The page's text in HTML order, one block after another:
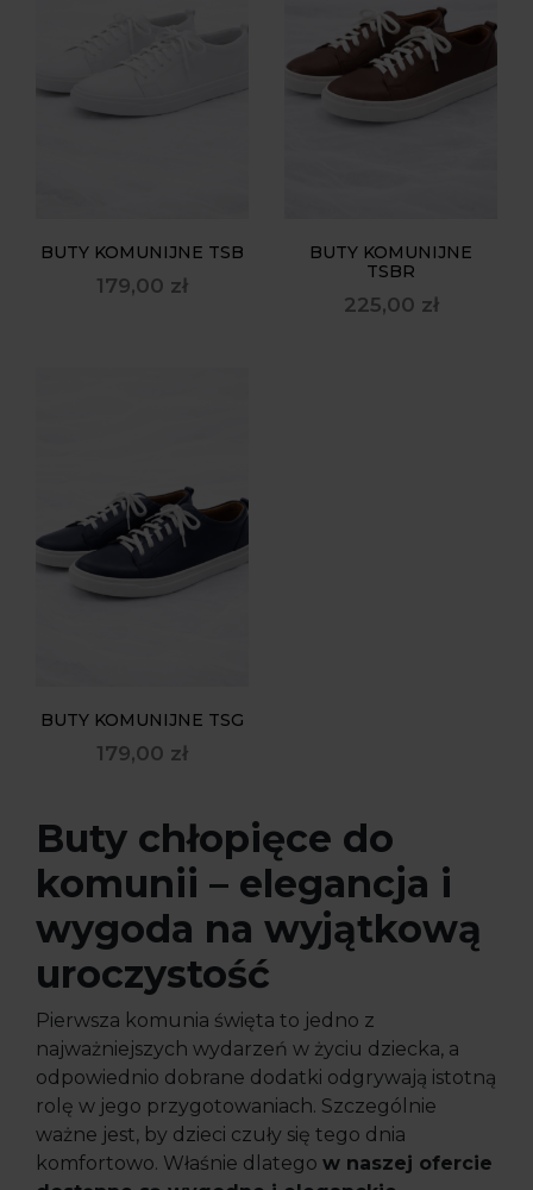
BUTY KOMUNIJNE TSB
179,00 zł
BUTY KOMUNIJNE
TSBR
225,00 zł
BUTY KOMUNIJNE TSG
179,00 zł
Buty chłopięce do
komunii – elegancja i
wygoda na wyjątkową
uroczystość
Pierwsza komunia święta to jedno z
najważniejszych wydarzeń w życiu dziecka, a
odpowiednio dobrane dodatki odgrywają istotną
rolę w jego przygotowaniach. Szczególnie
ważne jest, by dzieci czuły się tego dnia
komfortowo. Właśnie dlatego w naszej ofercie